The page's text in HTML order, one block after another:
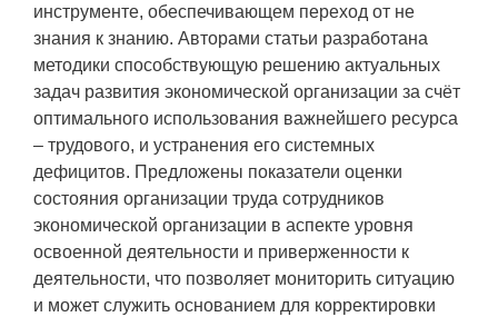
инструменте, обеспечивающем переход от не
знания к знанию. Авторами статьи разработана
методики способствующую решению актуальных
задач развития экономической организации за счёт
оптимального использования важнейшего ресурса
– трудового, и устранения его системных
дефицитов. Предложены показатели оценки
состояния организации труда сотрудников
экономической организации в аспекте уровня
освоенной деятельности и приверженности к
деятельности, что позволяет мониторить ситуацию
и может служить основанием для корректировки